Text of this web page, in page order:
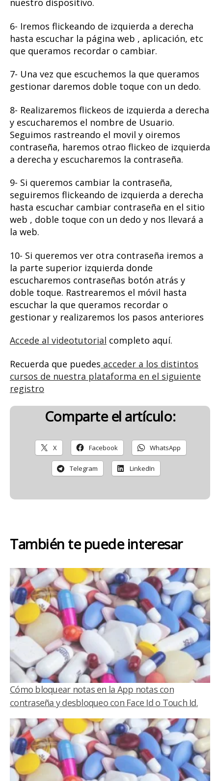
nuestro dispositivo.
6- Iremos flickeando de izquierda a derecha
hasta escuchar la página web , aplicación, etc
que queramos recordar o cambiar.
7- Una vez que escuchemos la que queramos
gestionar daremos doble toque con un dedo.
8- Realizaremos flickeos de izquierda a derecha
y escucharemos el nombre de Usuario.
Seguimos rastreando el movil y oiremos
contraseña, haremos otrao flickeo de izquierda
a derecha y escucharemos la contraseña.
9- Si queremos cambiar la contraseña,
seguiremos flickeando de izquierda a derecha
hasta escuchar cambiar contraseña en el sitio
web , doble toque con un dedo y nos llevará a
la web.
10- Si queremos ver otra contraseña iremos a
la parte superior izquierda donde
escucharemos contraseñas botón atrás y
doble toque. Rastrearemos el móvil hasta
escuchar la que queramos recordar o
gestionar y realizaremos los pasos anteriores
Accede al videotutorial completo aquí.
Recuerda que puedes acceder a los distintos
cursos de nuestra plataforma en el siguiente
registro
Comparte el artículo:
X Facebook WhatsApp
Telegram LinkedIn
También te puede interesar
Cómo bloquear notas en la App notas con
contraseña y desbloqueo con Face Id o Touch Id.